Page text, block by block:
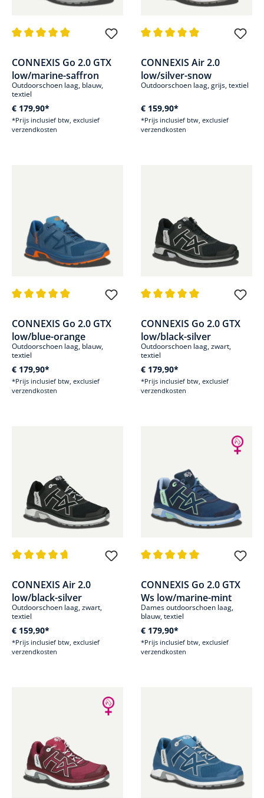
CONNEXIS Go 2.0 GTX
low/marine-saffron
Outdoorschoen laag, blauw,
textiel
€ 179,90*
*Prijs inclusief btw, exclusief
verzendkosten
CONNEXIS Air 2.0
low/silver-snow
Outdoorschoen laag, grijs, textiel
€ 159,90*
*Prijs inclusief btw, exclusief
verzendkosten
CONNEXIS Go 2.0 GTX
low/blue-orange
Outdoorschoen laag, blauw,
textiel
€ 179,90*
*Prijs inclusief btw, exclusief
verzendkosten
CONNEXIS Go 2.0 GTX
low/black-silver
Outdoorschoen laag, zwart,
textiel
€ 179,90*
*Prijs inclusief btw, exclusief
verzendkosten
CONNEXIS Air 2.0
low/black-silver
Outdoorschoen laag, zwart,
textiel
€ 159,90*
*Prijs inclusief btw, exclusief
verzendkosten
CONNEXIS Go 2.0 GTX
Ws low/marine-mint
Dames outdoorschoen laag,
blauw, textiel
€ 179,90*
*Prijs inclusief btw, exclusief
verzendkosten